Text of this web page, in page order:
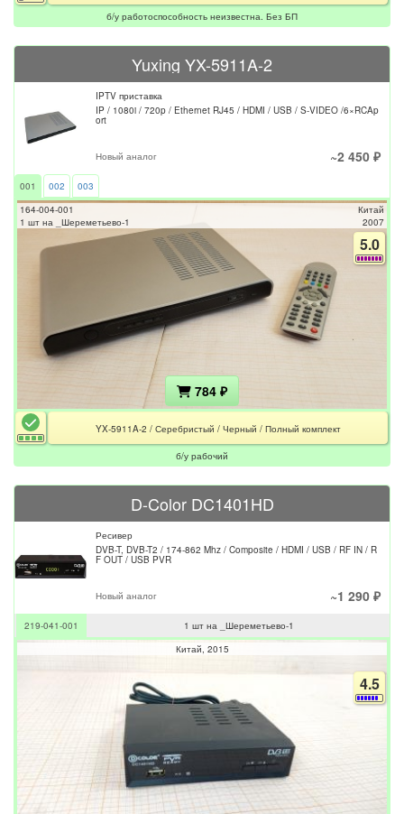
б/у работоспособность неизвестна. Без БП
Yuxing YX-5911A-2
IPTV приставка
IP / 1080i / 720p / Ethernet RJ45 / HDMI / USB / S-VIDEO /6×RCAp
ort
Новый аналог ~2 450 ₽
001 002
003
164-004-001
1 шт на _Шереметьево-1
Китай
2007
5.0
784 ₽
YX-5911A-2 / Серебристый / Черный / Полный комплект
б/у рабочий
D-Color DC1401HD
Ресивер
DVB-T, DVB-T2 / 174-862 Mhz / Composite / HDMI / USB / RF IN / R
F OUT / USB PVR
Новый аналог ~1 290 ₽
219-041-001
1 шт на _Шереметьево-1
Китай 2015
4.5